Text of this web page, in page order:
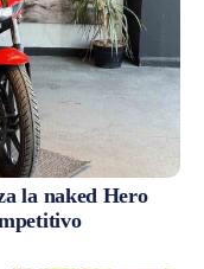
la naked Hero